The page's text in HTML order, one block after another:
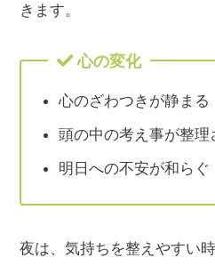
きます。
心の変化
心のざわつきが静まる
頭の中の考え事が整理
明日への不安が和らぐ
夜は、気持ちを整えやすい